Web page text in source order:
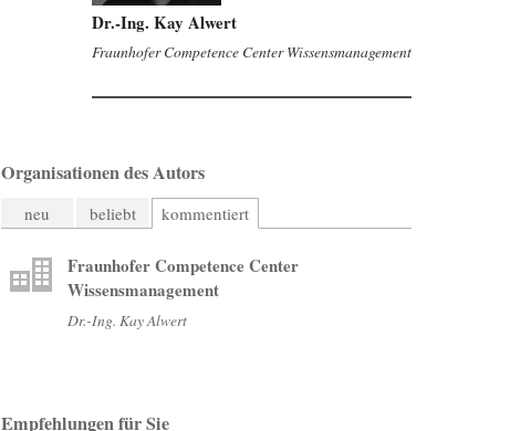
Dr.-Ing. Kay Alwert
Fraunhofer Competence Center Wissensmanagement
Organisationen des Autors
neu beliebt kommentiert
Fraunhofer Competence Center
Wissensmanagement
Dr.-Ing. Kay Alwert
Empfehlungen für Sie